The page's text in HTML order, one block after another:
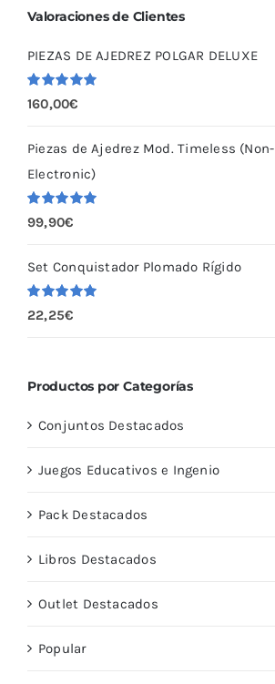
Valoraciones de Clientes
PIEZAS DE AJEDREZ POLGAR DELUXE
Valorado
con 5.00
160,00€
Piezas de Ajedrez Mod. Timeless (Non-
Electronic)
Valorado
con 5.00
99,90€
Set Conquistador Plomado Rígido
Valorado
con
5.00
22,25€
Productos por Categorías
Conjuntos Destacados
Juegos Educativos e Ingenio
Pack Destacados
Libros Destacados
Outlet Destacados
Popular